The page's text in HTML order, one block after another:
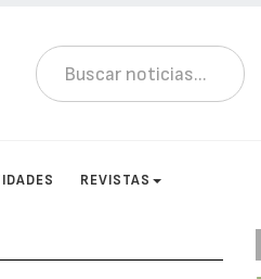
REVISTAS